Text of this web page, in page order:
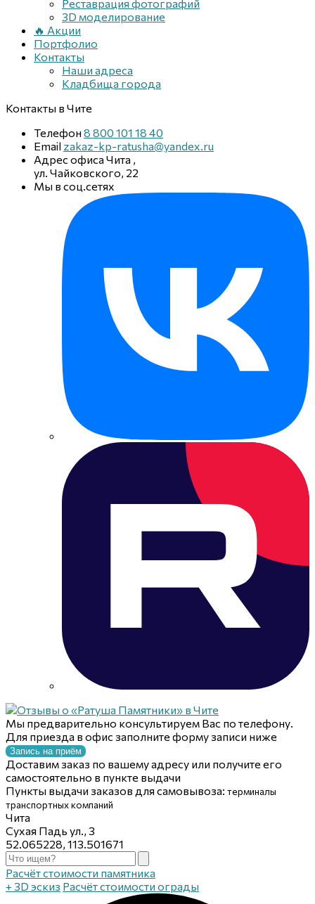
Реставрация фотографий
3D моделирование
🔥 Акции
Портфолио
Контакты
Наши адреса
Кладбища города
Контакты в Чите
Телефон 8 800 101 18 40
Email zakaz-kp-ratusha@yandex.ru
Адрес офиса Чита ,
ул. Чайковского, 22
Мы в соц.сетях
Мы предварительно консультируем Вас по телефону.
Для приезда в офис заполните форму записи ниже
Запись на приём
Доставим заказ по вашему адресу или получите его
самостоятельно в пункте выдачи
Пункты выдачи заказов для самовывоза: терминалы
транспортных компаний
Чита
Сухая Падь ул., 3
52.065228, 113.501671
Расчёт стоимости памятника
+ 3D эскиз Расчёт стоимости ограды